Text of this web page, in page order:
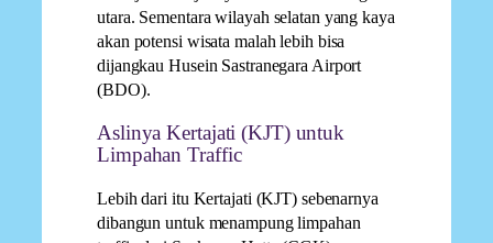
utara. Sementara wilayah selatan yang kaya
akan potensi wisata malah lebih bisa
dijangkau Husein Sastranegara Airport
(BDO).
Aslinya Kertajati (KJT) untuk
Limpahan Traffic
Lebih dari itu Kertajati (KJT) sebenarnya
dibangun untuk menampung limpahan